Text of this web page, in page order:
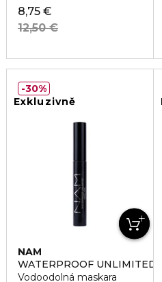
8,75 €
12,50 €
Exkluzivně
NAM
WATERPROOF UNLIMITED
Vodoodolná maskara
30%